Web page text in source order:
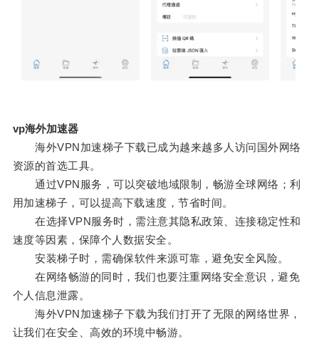
vp海外加速器
海外VPN加速梯子下载已成为越来越多人访问国外网络
资源的首选工具。
通过VPN服务，可以突破地域限制，畅游全球网络；利
用加速梯子，可以提高下载速度，节省时间。
在选择VPN服务时，需注意其隐私政策、连接稳定性和
速度等因素，保障个人数据安全。
安装梯子时，需确保软件来源可靠，避免安全风险。
在网络畅游的同时，我们也要注重网络安全意识，避免
个人信息泄露。
海外VPN加速梯子下载为我们打开了无限的网络世界，
让我们在安全、高效的环境中畅游。